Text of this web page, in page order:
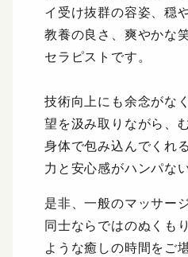
イ受け抜群の容姿、穏
教養の良さ、爽やかな
セラピストです。
技術向上にも余念がな
望を汲み取りながら、
身体で包み込んでくれ
力と安心感がハンパな
是非、一般のマッサー
同士ならではのぬくも
ような癒しの時間をご